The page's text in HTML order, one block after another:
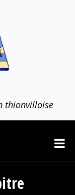
thionvilloise